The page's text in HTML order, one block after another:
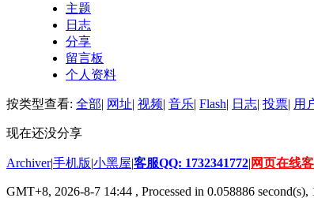
主题
日志
分享
留言板
个人资料
按类型查看: 全部| 网址| 视频| 音乐| Flash| 日志| 投票| 用
现在还没分享
Archiver|手机版|小黑屋|客服QQ: 1732341772| 网页在线
GMT+8, 2026-8-7 14:44 , Processed in 0.058886 second(s),